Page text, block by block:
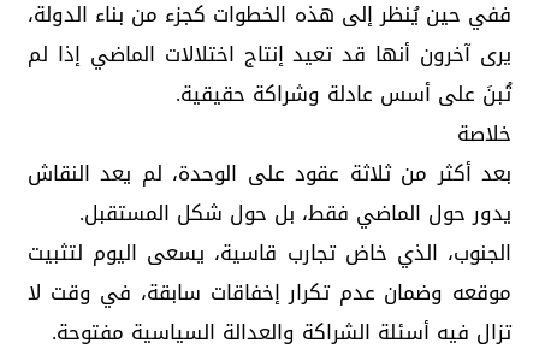
ففي حين يُنظر إلى هذه الخطوات كجزء من بناء الدولة،
يرى آخرون أنها قد تعيد إنتاج اختلالات الماضي إذا لم
تُبنَ على أسس عادلة وشراكة حقيقية.
خلاصة
بعد أكثر من ثلاثة عقود على الوحدة، لم يعد النقاش
يدور حول الماضي فقط، بل حول شكل المستقبل.
الجنوب، الذي خاض تجارب قاسية، يسعى اليوم لتثبيت
موقعه وضمان عدم تكرار إخفاقات سابقة، في وقت لا
تزال فيه أسئلة الشراكة والعدالة السياسية مفتوحة.